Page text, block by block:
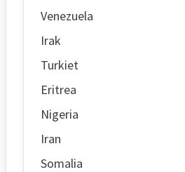
Venezuela
Irak
Turkiet
Eritrea
Nigeria
Iran
Somalia